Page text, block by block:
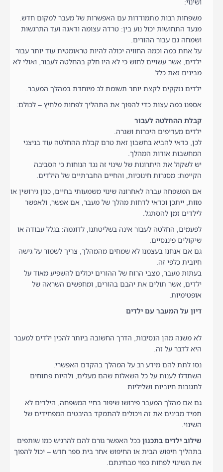
ושינוי:
משפחות רבות מתמודדות עם האפשרות של מעבר למקום חדש.
מנעד התחושות יכול נוע בין: טרדה עצומה ודאגה ועד התרגשות
ושמחה גם עבור ההורים.
על אחת כמה וכמה החוויה יכולה להיות טראומטית עוד יותר עבור
ילדים, אשר עשויים לחוש כי לא היו חלק בהחלטה לעבור, ואולי לא
מבינים זאת כלל.
ילדים נזקקים לקצת יותר תשומת לב מיוחדת במהלך המעבר.
אספנו כמה עצות כדי להפוך את התהליך לפחות מלחיץ – לכולם:
קבלת ההחלטה לעבור
ילדים מעדיפים היכרות ושגרה.
לכן, כדאי להביא בחשבון זאת טרם קבלת ההחלטה עוד בניצני
המחשבות אודות המהלך.
יש לשקול את היתרונות של שינוי זה נגד הנוחות כי הסביבה
הקיימת: מסגרות חינוכיות, והחיים החברתיים של הילדים.
אם המשפחה עברה לאחרונה שינוי משמעותי בחיים, כגון גירושין או
מוות, ייתכן וכדאי לדחות מהלך של מעבר, אם אפשר, ולאפשר
לילדים זמן להסתגל.
לפעמים, החלטה לעבור אינה בשליטתנו, לדוגמה: בגלל עבודה או
שיקולים פיננסיים.
גם אם אנחנו בעצמנו לא שמחים מהמהלך, צריך לשמור על גישה
חיובית כלפי זה.
בעתות מעבר, מצבי הרוח של ההורים יכולים להשפיע מאוד על
ילדים, אשר תולים את יהבם בהורים, ומחפשים השראה של
אופטימיות.
דיון על המעבר עם ילדים
לא משנה מהן הנסיבות, הדרך החשובה ביותר להכין ילדים למעבר
היא לדבר על זה.
נסו לתת להם מידע רב על המהלך בהקדם האפשרי.
השתדלו לענות על כל השאלות שהם מעלים, ולהיות פתוחים
לתגובות חיוביות ושליליות.
גם אם מהלך המעבר פירושו שיפור בחיי המשפחה, הילדים לא
תמיד מבינים את זה ויכולים להתמקד בהיבטים המפחידים של
השינוי.
שילוב ילדים בתכנוןככל האפשר גורם להם להרגיש כמו שותפים
בתהליך חיפוש הבית או החיפוש אחר בית ספר חדש – יכול להפוך
את השינוי לפחות כפוי מבחינתם.